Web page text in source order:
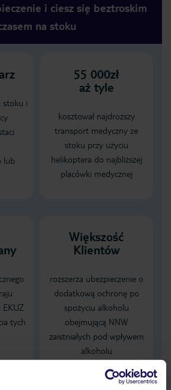
i ciesz się beztroskim
na stoku
stoku i
lub
55 000zł
aż tyle
kosztował najdroższy
transport medyczny ze
stoku przy użyciu
helikoptera do najbliższej
placówki medycznej
EKUZ
tych
Większość
Klientów
rozszerza ubezpieczenie o
dodatkową ochronę po
spożyciu alkoholu
obejmującą NNW
zaistniałych pod wpływem
alkoholu